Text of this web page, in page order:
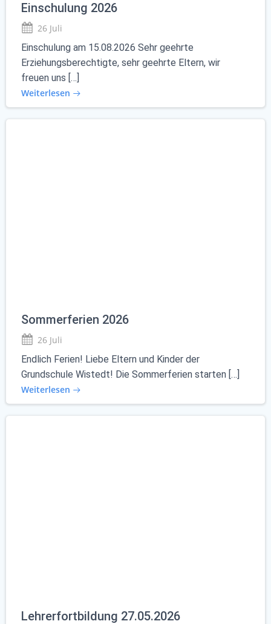
Einschulung 2026
26 Juli
Einschulung am 15.08.2026 Sehr geehrte
Erziehungsberechtigte, sehr geehrte Eltern, wir
freuen uns […]
Weiterlesen
Sommerferien 2026
26 Juli
Endlich Ferien! Liebe Eltern und Kinder der
Grundschule Wistedt! Die Sommerferien starten […]
Weiterlesen
Lehrerfortbildung 27.05.2026